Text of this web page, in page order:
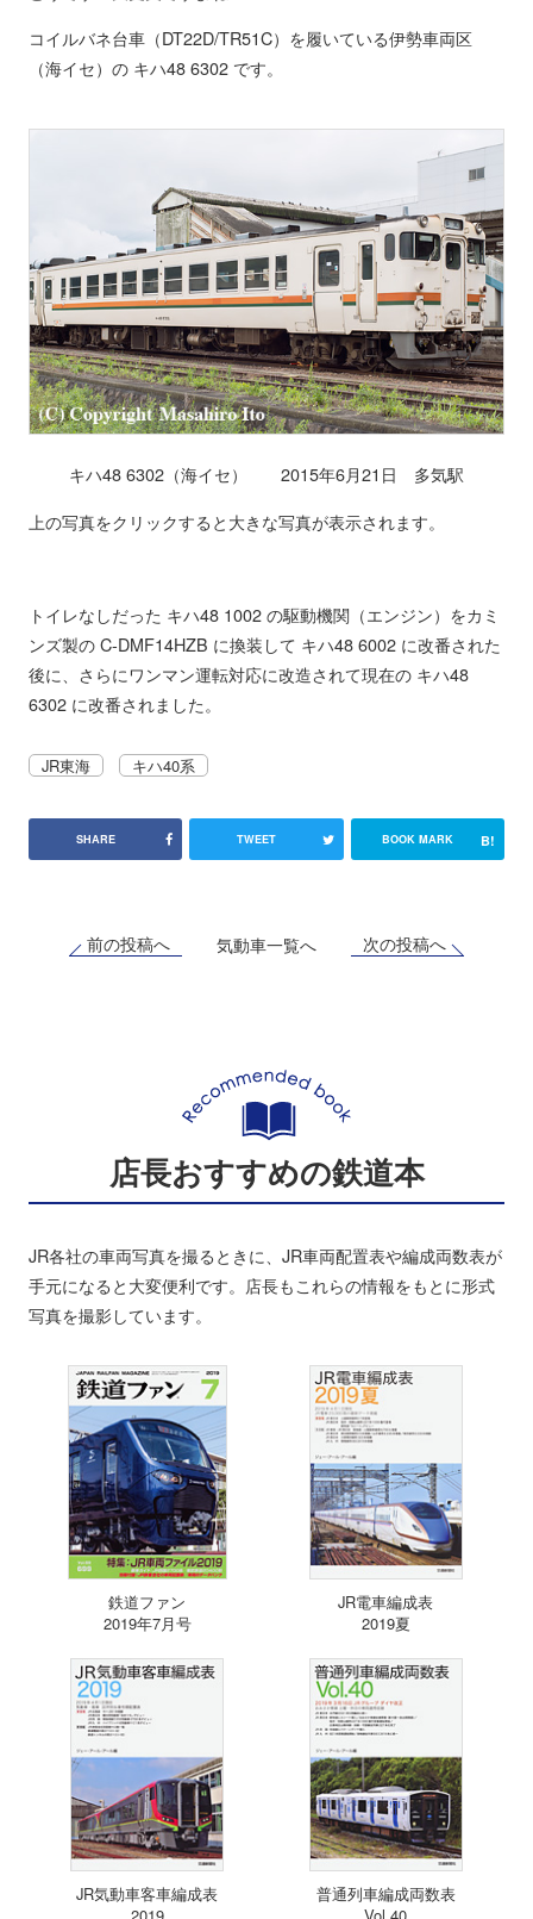
コイルバネ台車（DT22D/TR51C）を履いている伊勢車両区
（海イセ）の キハ48 6302 です。
キハ48 6302（海イセ） 2015年6月21日 多気駅
上の写真をクリックすると大きな写真が表示されます。
トイレなしだった キハ48 1002 の駆動機関（エンジン）をカミ
ンズ製の C-DMF14HZB に換装して キハ48 6002 に改番された
後に、さらにワンマン運転対応に改造されて現在の キハ48
6302 に改番されました。
JR東海 キハ40系
SHARE TWEET BOOK MARK B!
前の投稿へ 気動車一覧へ 次の投稿へ
店長おすすめの鉄道本
JR各社の車両写真を撮るときに、JR車両配置表や編成両数表が
手元になると大変便利です。店長もこれらの情報をもとに形式
写真を撮影しています。
鉄道ファン
2019年7月号
JR電車編成表
2019夏
JR気動車客車編成表
普通列車編成両数表